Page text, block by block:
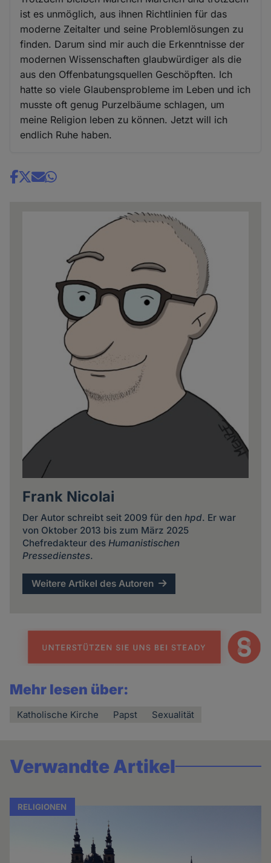
ist es unmöglich, aus ihnen Richtlinien für das
moderne Zeitalter und seine Problemlösungen zu
finden. Darum sind mir auch die Erkenntnisse der
modernen Wissenschaften glaubwürdiger als die
aus den Offenbatungsquellen Geschöpften. Ich
hatte so viele Glaubensprobleme im Leben und ich
musste oft genug Purzelbäume schlagen, um
meine Religion leben zu können. Jetzt will ich
endlich Ruhe haben.
Share
Frank Nicolai
Der Autor schreibt seit 2009 für den hpd. Er war
von Oktober 2013 bis zum März 2025
Chefredakteur des Humanistischen
Pressedienstes.
Weitere Artikel des Autoren
Mehr lesen über:
Katholische Kirche Papst Sexualität
Verwandte Artikel
RELIGIONEN